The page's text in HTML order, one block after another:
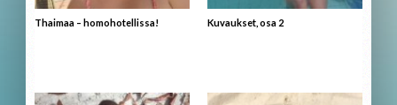
Thaimaa – homohotellissa! Kuvaukset, osa 2